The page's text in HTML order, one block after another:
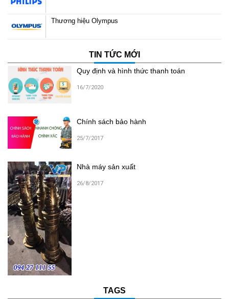
Thương hiệu Olympus
TIN TỨC MỚI
Quy định và hình thức thanh toán
16/7/2020
Chính sách bảo hành
25/7/2017
Nhà máy sản xuất
26/8/2017
TAGS